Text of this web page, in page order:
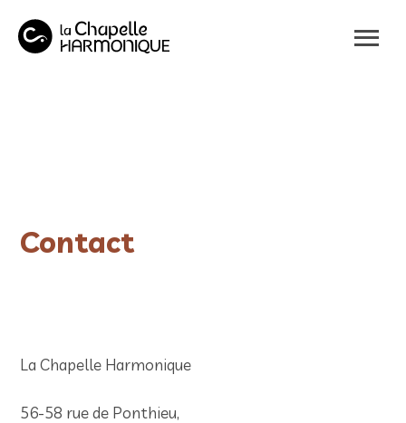
Contact
La Chapelle Harmonique
56-58 rue de Ponthieu,